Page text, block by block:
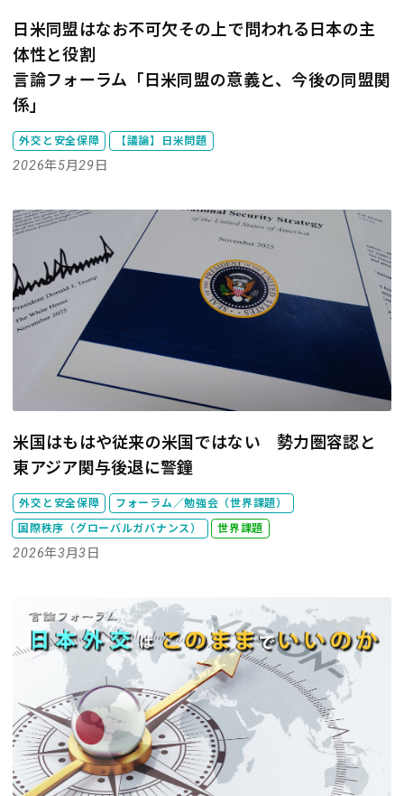
日米同盟はなお不可欠――その上で問われる日本の主
体性と役割
言論フォーラム「日米同盟の意義と、今後の同盟関
係」
外交と安全保障 【議論】日米問題
2026年5月29日
米国はもはや従来の米国ではない 勢力圏容認と
東アジア関与後退に警鐘
外交と安全保障 フォーラム／勉強会（世界課題）
国際秩序（グローバルガバナンス） 世界課題
2026年3月3日